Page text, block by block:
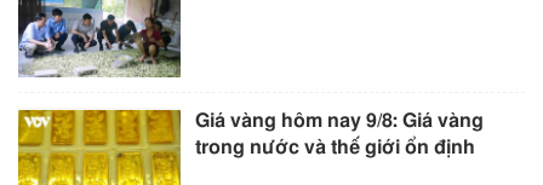
Giá vàng hôm nay 9/8: Giá vàng
trong nước và thế giới ổn định